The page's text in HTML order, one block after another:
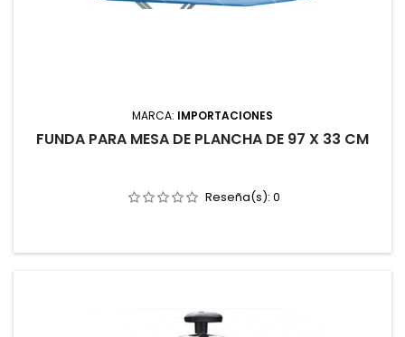
MARCA: IMPORTACIONES
FUNDA PARA MESA DE PLANCHA DE 97 X 33 CM
Reseña(s): 0